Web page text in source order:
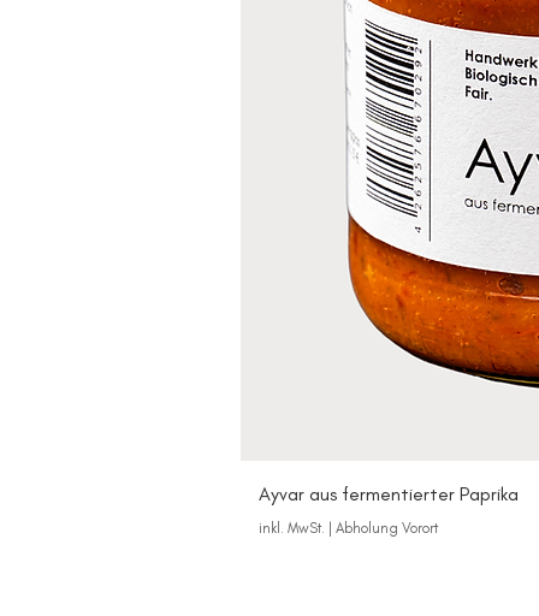
Ayvar aus fermentierter Paprika
inkl. MwSt. Abholung Vorort